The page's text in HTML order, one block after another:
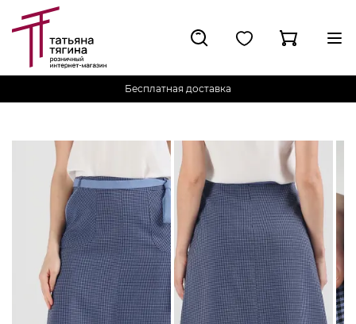
Бесплатная доставка